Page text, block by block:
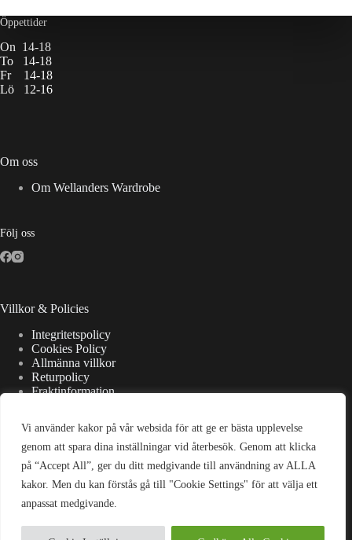
Vi använder kakor på vår websida för att ge er bästa upplevelse
genom att spara dina inställningar vid återbesök. Genom att klicka
på “Accept All”, ger du ditt medgivande till användning av ALLA
kakor. Men du kan förstås gå till "Cookie Settings" för att välja ett
anpassat medgivande.
Öppettider
On 14-18
To 14-18
Fr 14-18
Lö 12-16
Om oss
Om Wellanders Wardrobe
Följ oss
Villkor & Policies
Integritetspolicy
Cookies Policy
Allmänna villkor
Returpolicy
Fraktinformation
Kontaktuppgifter
Adress:
Strandsjövägen 7, 475 37 Bohus-Björkö
kontakt@wellanderswardrobe.se